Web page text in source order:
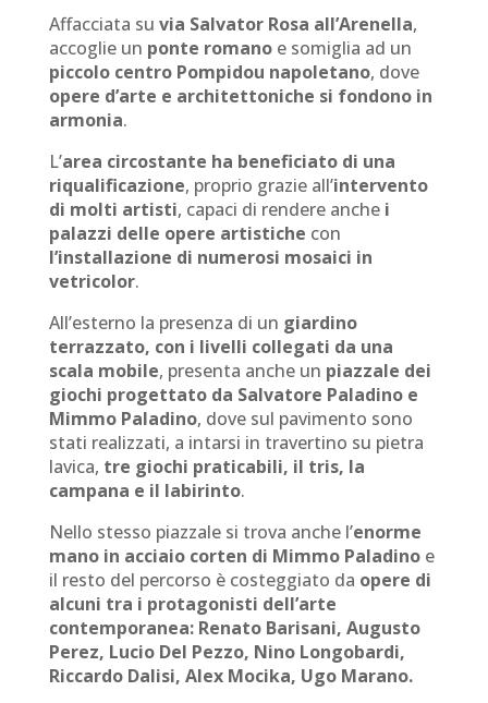
Affacciata su via Salvator Rosa all’Arenella,
accoglie un ponte romano e somiglia ad un
piccolo centro Pompidou napoletano, dove
opere d’arte e architettoniche si fondono in
armonia.
L’area circostante ha beneficiato di una
riqualificazione, proprio grazie all’intervento
di molti artisti, capaci di rendere anchei
palazzi delle opere artistiche con
l’installazione di numerosi mosaici in
vetricolor.
All’esterno la presenza di un giardino
terrazzato, con i livelli collegati da una
scala mobile, presenta anche un piazzale dei
giochi progettato da Salvatore Paladino e
Mimmo Paladino, dove sul pavimento sono
stati realizzati, a intarsi in travertino su pietra
lavica, tre giochi praticabili, il tris, la
campana e il labirinto.
Nello stesso piazzale si trova anche l’enorme
mano in acciaio corten di Mimmo Paladinoe
il resto del percorso è costeggiato da opere di
alcuni tra i protagonisti dell’arte
contemporanea: Renato Barisani, Augusto
Perez, Lucio Del Pezzo, Nino Longobardi,
Riccardo Dalisi, Alex Mocika, Ugo Marano.